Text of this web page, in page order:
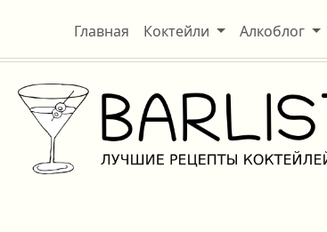
Главная Коктейли Алкоблог